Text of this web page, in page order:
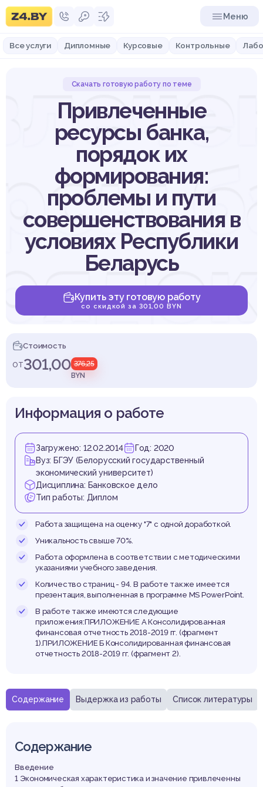
Меню
Все услуги Дипломные Курсовые Контрольные
Скачать готовую работу по теме
Привлеченные
ресурсы банка,
порядок их
формирования:
проблемы и пути
совершенствования в
условиях Республики
Беларусь
Купить эту готовую работу
со скидкой за 301,00 BYN
Стоимость
от301,00 376,25
BYN
Содержание Выдержка из работы Список литературы
Содержание
Введение
1 Экономическая характеристика и значение привлеченны
Информация о работе
Загружено: 12.02.2014
Год: 2020
Вуз: БГЭУ (Белорусский государственный
экономический университет)
Дисциплина: Банковское дело
Тип работы: Диплом
Работа защищена на оценку "7" с одной доработкой.
Уникальность свыше 70%.
Работа оформлена в соответствии с методическими
указаниями учебного заведения.
Количество страниц - 94. В работе также имеется
презентация, выполненная в программе MS PowerPoint.
В работе также имеются следующие
приложения:ПРИЛОЖЕНИЕ А Консолидированная
финансовая отчетность 2018-2019 гг. (фрагмент
1).ПРИЛОЖЕНИЕ Б Консолидированная финансовая
отчетность 2018-2019 гг. (фрагмент 2).